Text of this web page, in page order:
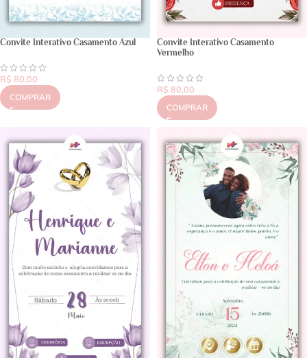
Convite Interativo Casamento Azul
R$ 80,00
COMPRAR
Convite Interativo Casamento
Vermelho
R$ 80,00
COMPRAR